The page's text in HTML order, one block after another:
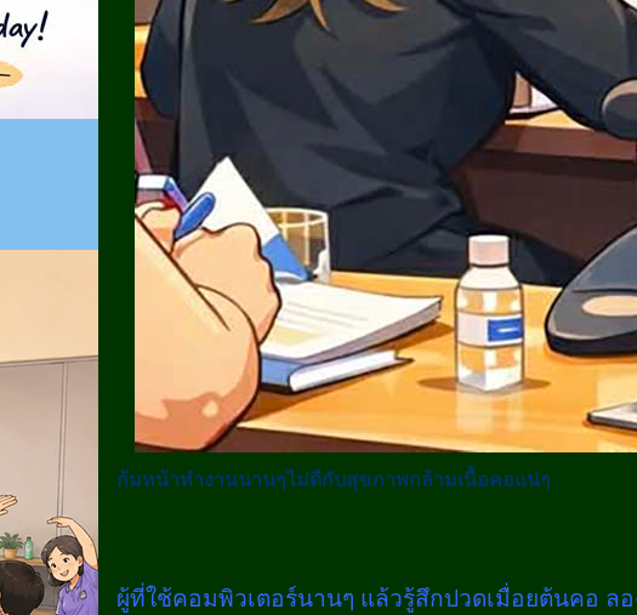
ก้มหน้าทำงานนานๆไม่ดีกับสุขภาพกล้ามเนื้อคอแน่ๆ
ผู้ที่ใช้คอมพิวเตอร์นานๆ แล้วรู้สึกปวดเมื่อยต้นคอ ล